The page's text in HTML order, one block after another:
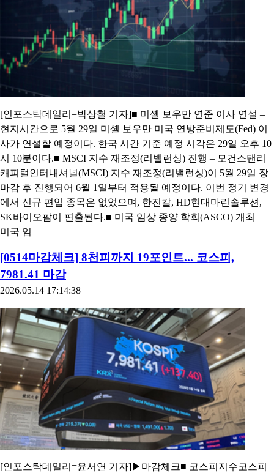
[인포스탁데일리=박상철 기자]■ 미셸 보우만 연준 이사 연설 –
현지시간으로 5월 29일 미셸 보우만 미국 연방준비제도(Fed) 이
사가 연설할 예정이다. 한국 시간 기준 예정 시각은 29일 오후 10
시 10분이다.■ MSCI 지수 재조정(리밸런싱) 진행 – 모건스탠리
캐피털인터내셔널(MSCI) 지수 재조정(리밸런싱)이 5월 29일 장
마감 후 진행되어 6월 1일부터 적용될 예정이다. 이번 정기 변경
에서 신규 편입 종목은 없었으며, 한진칼, HD현대마린솔루션,
SK바이오팜이 편출된다.■ 미국 임상 종양 학회(ASCO) 개최 –
미국 임
[0514마감체크] 8천피까지 19포인트... 코스피,
7981.41 마감
2026.05.14 17:14:38
[인포스탁데일리=윤서연 기자]▶마감체크■ 코스피지수코스피